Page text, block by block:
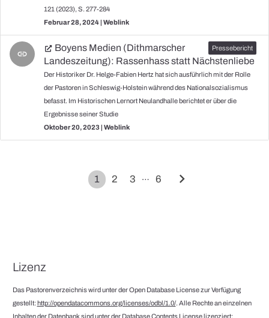
121 (2023), S. 277-284
Februar 28, 2024 | Weblink
link
Boyens Medien (Dithmarscher
Landeszeitung): Rassenhass statt Nächstenliebe
Der Historiker Dr. Helge-Fabien Hertz hat sich ausführlich mit der Rolle
der Pastoren in Schleswig-Holstein während des Nationalsozialismus
befasst. Im Historischen Lernort Neulandhalle berichtet er über die
Ergebnisse seiner Studie
Oktober 20, 2023 | Weblink
1 2 3 … 6 chevron_right
Lizenz
Das Pastorenverzeichnis wird unter der Open Database License zur Verfügung
gestellt:http://opendatacommons.org/licenses/odbl/1.0/. Alle Rechte an einzelnen
Inhalten der Datenbank sind unter der Database Contents License lizenziert: